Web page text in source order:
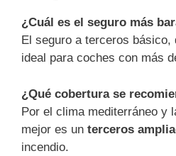
¿Cuál es el seguro más
El seguro a terceros básico,
ideal para coches con más
¿Qué cobertura se
Por el clima mediterráneo y
mejor es un terceros
incendio.